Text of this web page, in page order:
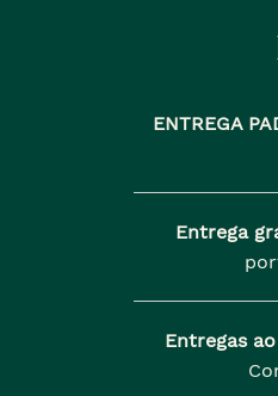
ENTREGA
Entrega
Entregas